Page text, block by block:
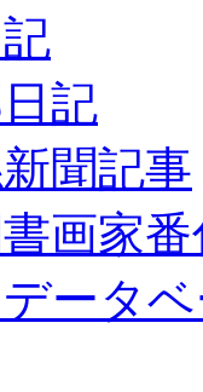
記
聞記事
画家
ータ